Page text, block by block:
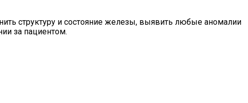
структуру и состояние железы, выявить любые аномалии
за пациентом.